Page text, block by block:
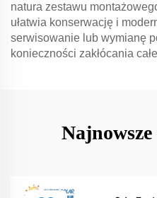
natura zestawu
ułatwia konserwację i
serwisowanie lub wymianę
konieczności zakłócania